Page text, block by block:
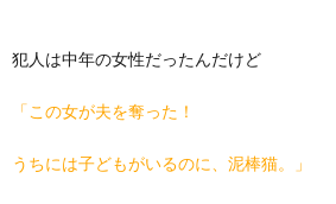
犯人は中年の女性だったんだけど
「この女が夫を奪った！
うちには子どもがいるのに、泥棒猫。」